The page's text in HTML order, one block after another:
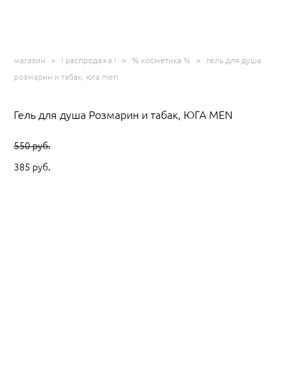
магазин > ! распродажа ! > % косметика % >
гель для душа
розмарин и табак, юга men
Гель для душа Розмарин и табак, ЮГА MEN
550 pуб.
385 pуб.